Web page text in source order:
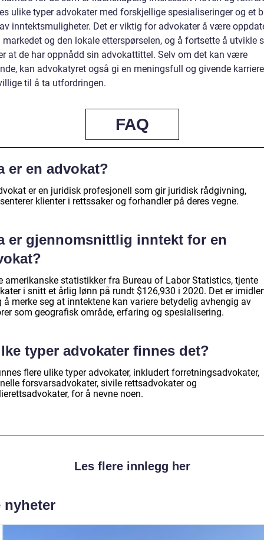
ulike typer advokater med forskjellige spesialiseringer og et
inntektsmuligheter. Det er viktig for advokater å være
markedet og den lokale etterspørselen, og å fortsette å utvikle
at de har oppnådd sin advokattittel. Selv om det kan være
kan advokatyret også gi en meningsfull og givende
til å ta utfordringen.
FAQ
er en advokat?
er en juridisk profesjonell som gir juridisk rådgivning,
klienter i rettssaker og forhandler på deres vegne.
er gjennomsnittlig inntekt for en
amerikanske statistikker fra Bureau of Labor Statistics, tjente
i snitt et årlig lønn på rundt $126,930 i 2020. Det er
å merke seg at inntektene kan variere betydelig avhengig av
som geografisk område, erfaring og spesialisering.
typer advokater finnes det?
flere ulike typer advokater, inkludert forretningsadvokater,
forsvarsadvokater, sivile rettsadvokater og
for å nevne noen.
Les flere innlegg her
nyheter